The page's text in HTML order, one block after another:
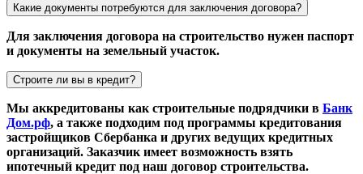
Какие документы потребуются для заключения договора?
Для заключения договора на строительство нужен паспорт
и документы на земельный участок.
Строите ли вы в кредит?
Мы аккредитованы как строительные подрядчики в Банк
Дом.рф, а также подходим под программы кредитования
застройщиков Сбербанка и других ведущих кредитных
организаций. Заказчик имеет возможность взять
ипотечный кредит под наш договор строительства.